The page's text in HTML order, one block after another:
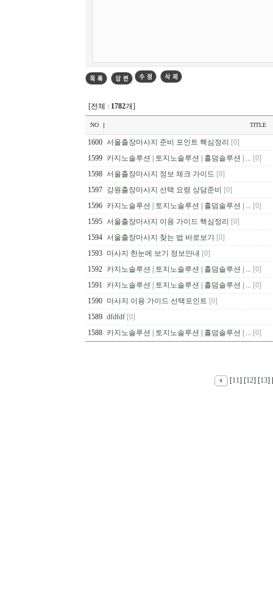
[전체 : 1782개]
NO TITLE
1600 서울출장마사지 준비 포인트 핵심정리
[0]
1599 카지노솔루션 | 토지노솔루션 | 홀덤솔루션 | ... [0]
1598 서울출장마사지 정보 체크 가이드 [0]
1597 강원출장마사지 선택 요령 상담준비
[0]
1596 카지노솔루션 | 토지노솔루션 | 홀덤솔루션 | ... [0]
1595 서울출장마사지 이용 가이드 핵심정리
[0]
1594 서울출장마사지 찾는 법 바로보기
[0]
1593 마사지 한눈에 보기 정보안내 [0]
1592 카지노솔루션 | 토지노솔루션 | 홀덤솔루션 | ... [0]
1591
카지노솔루션 | 토지노솔루션 | 홀덤솔루션 | ... [0]
1590 마사지 이용 가이드 선택포인트 [0]
1589 dfdfdf [0]
1588 카지노솔루션 | 토지노솔루션 | 홀덤솔루션 | ... [0]
[11] [12] [13]